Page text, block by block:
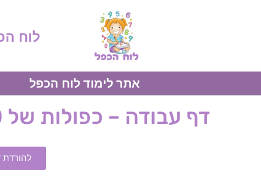
לוח
אתר לימוד לוח הכפל
דף עבודה – כפולות של 10 – סדרות